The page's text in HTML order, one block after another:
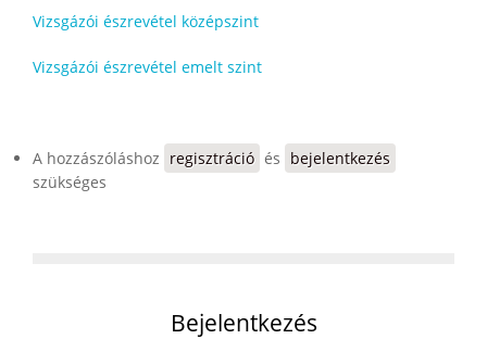
Vizsgázói észrevétel középszint
Vizsgázói észrevétel emelt szint
A hozzászóláshoz regisztráció és bejelentkezés
szükséges
Bejelentkezés